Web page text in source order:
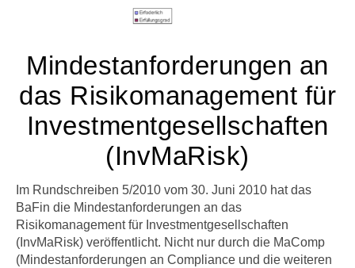
Mindestanforderungen an
das Risikomanagement für
Investmentgesellschaften
(InvMaRisk)
BaFin die Mindestanforderungen an das
Risikomanagement für Investmentgesellschaften
(InvMaRisk) veröffentlicht. Nicht nur durch die MaComp
(Mindestanforderungen an Compliance und die weiteren